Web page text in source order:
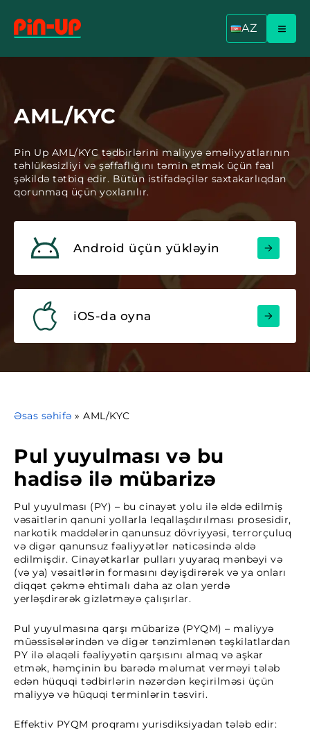
AZ
AML/KYC
Pin Up AML/KYC tədbirlərini maliyyə əməliyyatlarının
təhlükəsizliyi və şəffaflığını təmin etmək üçün fəal
şəkildə tətbiq edir. Bütün istifadəçilər saxtakarlıqdan
qorunmaq üçün yoxlanılır.
Android üçün yükləyin
iOS-da oyna
Əsas səhifə » AML/KYC
Pul yuyulması və bu
hadisə ilə mübarizə
Pul yuyulması (PY) – bu cinayət yolu ilə əldə edilmiş
vəsaitlərin qanuni yollarla leqallaşdırılması prosesidir,
narkotik maddələrin qanunsuz dövriyyəsi, terrorçuluq
və digər qanunsuz fəaliyyətlər nəticəsində əldə
edilmişdir. Cinayətkarlar pulları yuyaraq mənbəyi və
(və ya) vəsaitlərin formasını dəyişdirərək və ya onları
diqqət çəkmə ehtimalı daha az olan yerdə
yerləşdirərək gizlətməyə çalışırlar.
Pul yuyulmasına qarşı mübarizə (PYQM) – maliyyə
müəssisələrindən və digər tənzimlənən təşkilatlardan
PY ilə əlaqəli fəaliyyətin qarşısını almaq və aşkar
etmək, həmçinin bu barədə məlumat verməyi tələb
edən hüquqi tədbirlərin nəzərdən keçirilməsi üçün
maliyyə və hüquqi terminlərin təsviri.
Effektiv PYQM proqramı yurisdiksiyadan tələb edir: